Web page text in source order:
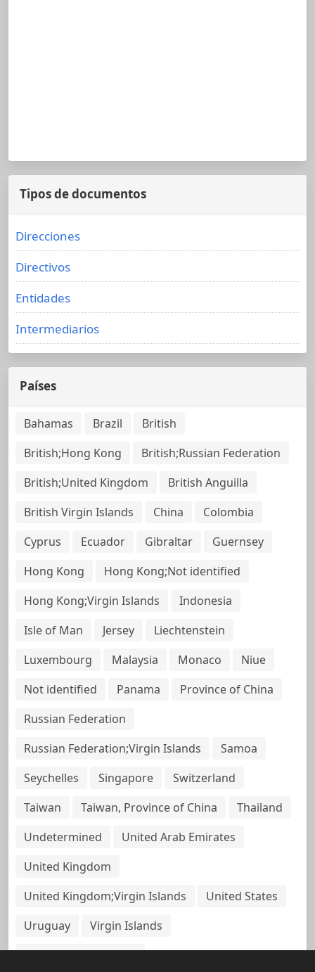
Tipos de documentos
Direcciones
Directivos
Entidades
Intermediarios
Países
Bahamas Brazil
British
British;Hong Kong
British;Russian Federation
British;United Kingdom
British Anguilla
British Virgin Islands
China
Colombia
Cyprus
Ecuador Gibraltar
Guernsey
Hong Kong
Hong Kong;Not identified
Hong Kong;Virgin Islands
Indonesia
Isle of Man
Jersey
Liechtenstein
Luxembourg
Malaysia Monaco
Niue
Not identified
Panama
Province of China
Russian Federation
Russian Federation;Virgin Islands
Samoa
Seychelles
Singapore
Switzerland
Taiwan
Taiwan, Province of China
Thailand
Undetermined
United Arab Emirates
United Kingdom
United Kingdom;Virgin Islands
United States
Uruguay
Virgin Islands
Virgin Islands, British